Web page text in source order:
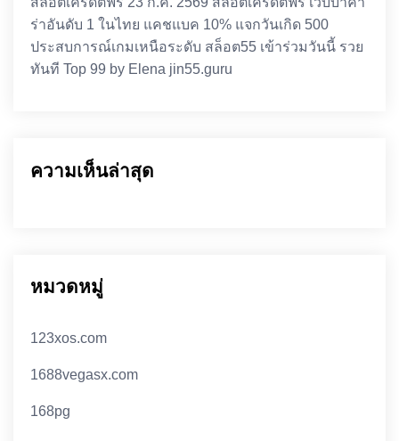
ร่าอันดับ 1 ในไทย แคชแบค 10% แจกวันเกิด 500
ประสบการณ์เกมเหนือระดับ สล็อต55 เข้าร่วมวันนี้ รวย
ทันที Top 99 by Elena jin55.guru
ความเห็นล่าสุด
หมวดหมู่
123xos.com
1688vegasx.com
168pg